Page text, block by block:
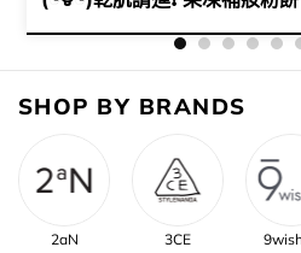
SHOP BY BRANDS
2aN 3CE